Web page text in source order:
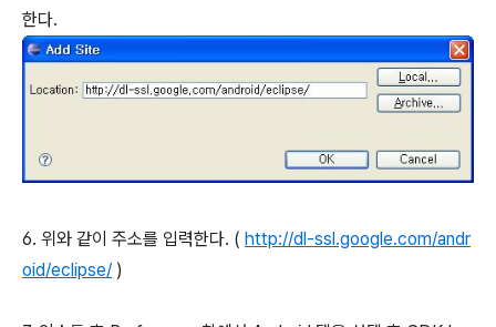
한다.
6. 위와 같이 주소를 입력한다. ( http://dl-ssl.google.com/andr
oid/eclipse/ )